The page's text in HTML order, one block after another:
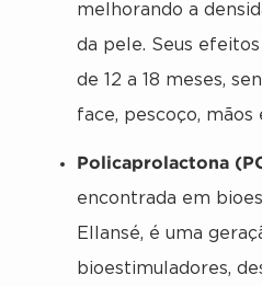
melhorando a
da pele. Seus
de 12 a 18 meses,
face, pescoço, mãos
Policaprolactona
encontrada em
Ellansé, é uma
bioestimuladores,